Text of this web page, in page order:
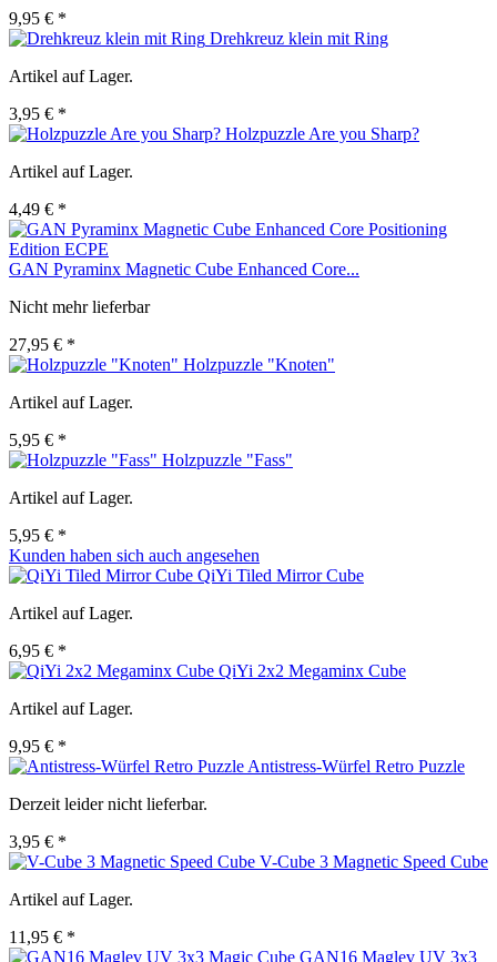
9,95 € *
Drehkreuz klein mit Ring
Artikel auf Lager.
3,95 € *
Holzpuzzle Are you Sharp?
Artikel auf Lager.
4,49 € *
GAN Pyraminx Magnetic Cube Enhanced Core...
Nicht mehr lieferbar
27,95 € *
Holzpuzzle "Knoten"
Artikel auf Lager.
5,95 € *
Holzpuzzle "Fass"
Artikel auf Lager.
5,95 € *
Kunden haben sich auch angesehen
QiYi Tiled Mirror Cube
Artikel auf Lager.
6,95 € *
QiYi 2x2 Megaminx Cube
Artikel auf Lager.
9,95 € *
Antistress-Würfel Retro Puzzle
Derzeit leider nicht lieferbar.
3,95 € *
V-Cube 3 Magnetic Speed Cube
Artikel auf Lager.
11,95 € *
GAN16 Maglev UV 3x3